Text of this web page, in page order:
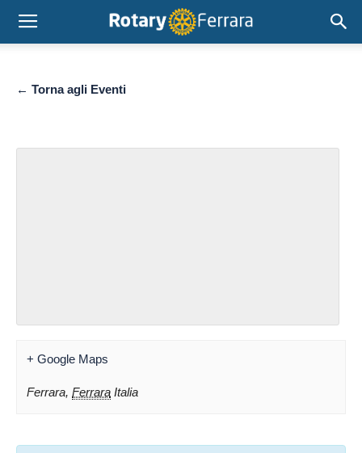
← Torna agli Eventi
+ Google Maps
Ferrara, Ferrara Italia